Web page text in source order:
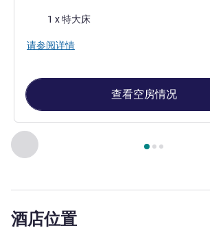
上一个 - 客房
第 页，共 , 客房 1 : 标准房，配备
床上用品1 x 特大床
请参阅详情
查看空房情况
酒店位置